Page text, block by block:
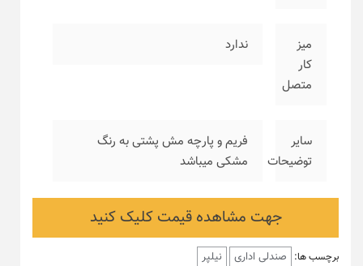
میز
کار
متصل
ندارد
سایر
توضیحات
فریم و پارچه مش پشتی به رنگ
مشکی میباشد
جهت مشاهده قیمت کلیک کنید
برچسب ها: صندلی اداری نیلپر